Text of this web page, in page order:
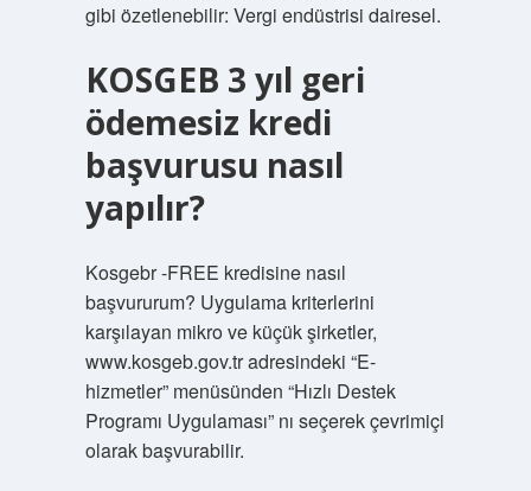
gibi özetlenebilir: Vergi endüstrisi dairesel.
KOSGEB 3 yıl geri
ödemesiz kredi
başvurusu nasıl
yapılır?
Kosgebr -FREE kredisine nasıl
başvururum? Uygulama kriterlerini
karşılayan mikro ve küçük şirketler,
www.kosgeb.gov.tr ​​adresindeki “E-
hizmetler” menüsünden “Hızlı Destek
Programı Uygulaması” nı seçerek çevrimiçi
olarak başvurabilir.